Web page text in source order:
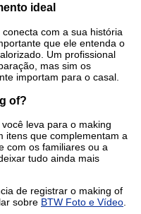
ideal
com a sua história
que ele entenda o
Um profissional
mas sim os
importam para o casal.
of?
leva para o making
itens que complementam a
com os familiares ou a
tudo ainda mais
de registrar o making of
sobre BTW Foto e Vídeo.